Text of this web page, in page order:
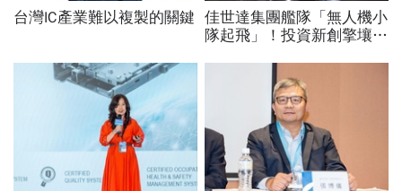
台灣IC產業難以複製的關鍵 佳世達集團艦隊「無人機小
隊起飛」！投資新創擎壤、
兵：鎖定美日頂級客戶切入